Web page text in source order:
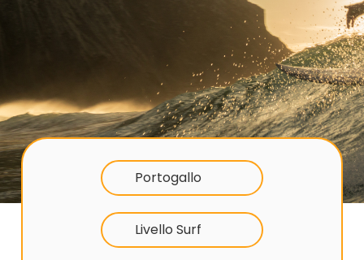
Portogallo
Livello Surf